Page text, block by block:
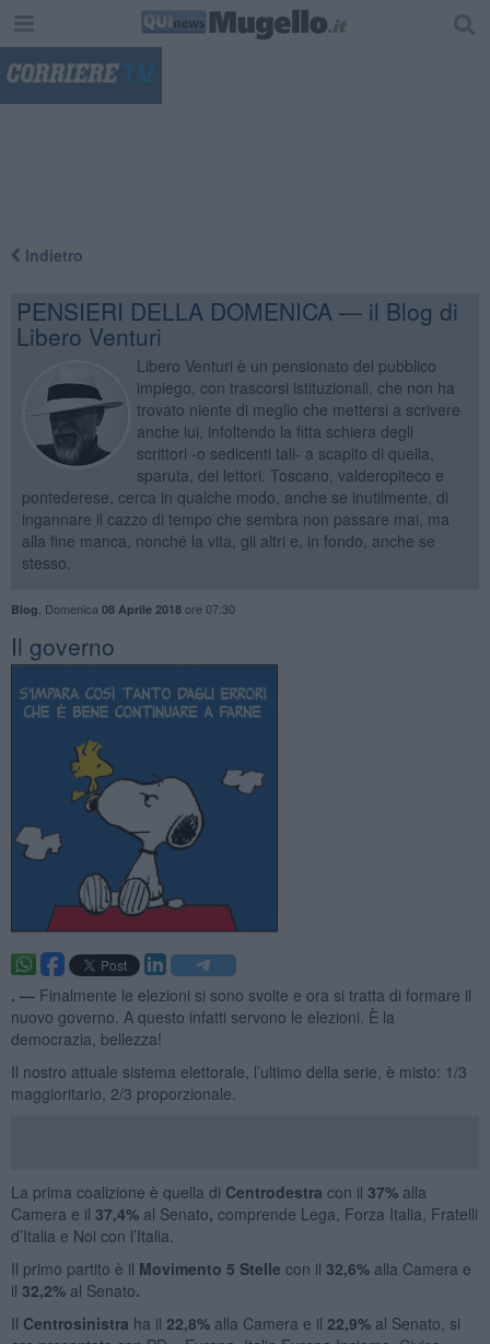
Indietro
PENSIERI DELLA DOMENICA — il Blog di
Libero Venturi
Libero Venturi è un pensionato del pubblico
impiego, con trascorsi istituzionali, che non ha
trovato niente di meglio che mettersi a scrivere
anche lui, infoltendo la fitta schiera degli
scrittori -o sedicenti tali- a scapito di quella,
sparuta, dei lettori. Toscano, valderopiteco e
pontederese, cerca in qualche modo, anche se inutilmente, di
ingannare il cazzo di tempo che sembra non passare mai, ma
alla fine manca, nonché la vita, gli altri e, in fondo, anche se
stesso.
Blog Domenica 08 Aprile 2018ore 07:30
Il governo
. — Finalmente le elezioni si sono svolte e ora si tratta di formare il
nuovo governo. A questo infatti servono le elezioni. È la
democrazia, bellezza!
Il nostro attuale sistema elettorale, l’ultimo della serie, è misto: 1/3
maggioritario, 2/3 proporzionale.
La prima coalizione è quella di Centrodestra con il 37% alla
Camera e il 37,4% al Senato, comprende Lega, Forza Italia, Fratelli
d’Italia e Noi con l’Italia.
Il primo partito è il Movimento 5 Stelle con il 32,6% alla Camera e
il 32,2% al Senato.
Il Centrosinistra ha il 22,8%alla Camera e il 22,9%al Senato, si